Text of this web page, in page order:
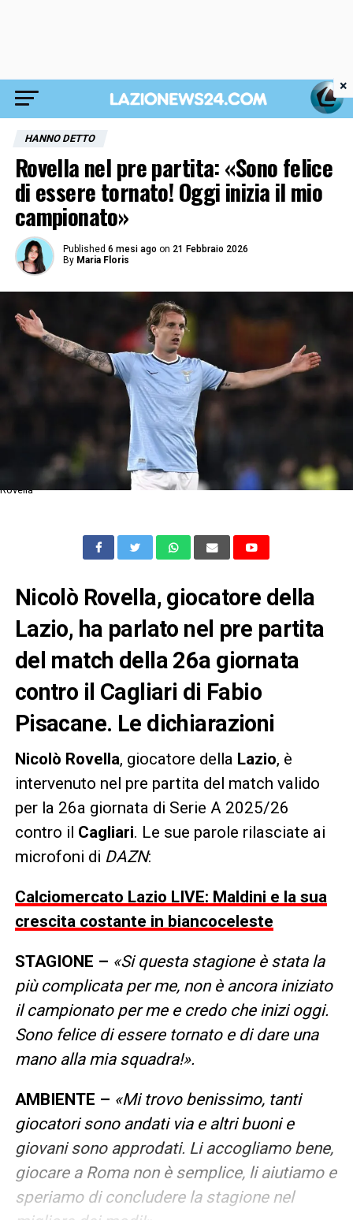
HANNO DETTO
Rovella nel pre partita: «Sono felice
di essere tornato! Oggi inizia il mio
campionato»
Published 6 mesi ago on 21 Febbraio 2026
By Maria Floris
Rovella
Nicolò Rovella, giocatore della
Lazio, ha parlato nel pre partita
del match della 26a giornata
contro il Cagliari di Fabio
Pisacane. Le dichiarazioni
Nicolò Rovella, giocatore della Lazio, è
intervenuto nel pre partita del match valido
per la 26a giornata di Serie A 2025/26
contro il Cagliari. Le sue parole rilasciate ai
microfoni di DAZN:
Calciomercato Lazio LIVE: Maldini e la sua
crescita costante in biancoceleste
STAGIONE – «Si questa stagione è stata la
più complicata per me, non è ancora iniziato
il campionato per me e credo che inizi oggi.
Sono felice di essere tornato e di dare una
mano alla mia squadra!».
AMBIENTE – «Mi trovo benissimo, tanti
giocatori sono andati via e altri buoni e
giovani sono approdati. Li accogliamo bene,
giocare a Roma non è semplice, li aiutiamo e
speriamo di concludere la stagione nel
×